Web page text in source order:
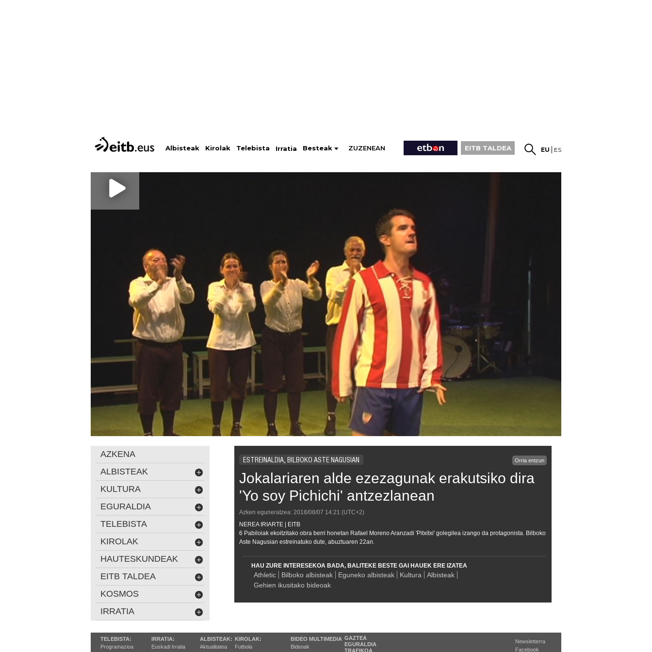
Albisteak Kirolak Telebista Irratia Besteak ZUZENEAN EITB TALDEA EU ES
ESTREINALDIA, BILBOKO ASTE NAGUSIAN Orria entzun
Jokalariaren alde ezezagunak erakutsiko dira
'Yo soy Pichichi' antzezlanean
Azken eguneratzea: 2018/08/07 14:21 (UTC+2)
NEREA IRIARTE | EITB
6 Pabiloiak ekoitzitako obra berri honetan Rafael Moreno Aranzadi 'Pitxitxi' golegilea izango da protagonista. Bilboko
Aste Nagusian estreinatuko dute, abuztuaren 22an.
HAU ZURE INTERESEKOA BADA, BALITEKE BESTE GAI HAUEK ERE IZATEA
Athletic Bilboko albisteak Eguneko albisteak Kultura
Albisteak
Gehien ikusitako bideoak
AZKENA
ALBISTEAK
KULTURA
EGURALDIA
TELEBISTA
KIROLAK
HAUTESKUNDEAK
EITB TALDEA
KOSMOS
IRRATIA
TELEBISTA:
Programazioa
IRRATIA:
Euskadi Irratia
ALBISTEAK:
Aktualitatea
KIROLAK:
Futbola
BIDEO MULTIMEDIA
Bideoak
GAZTEA
EGURALDIA
TRAFIKOA
Newsletterra
Facebook